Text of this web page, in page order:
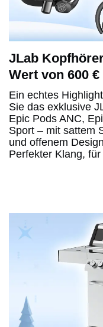
JLab
Wert von 600
Ein echtes
Sie das exklusive
Epic Pods ANC,
Sport – mit sattem
und offenem
Perfekter Klang,